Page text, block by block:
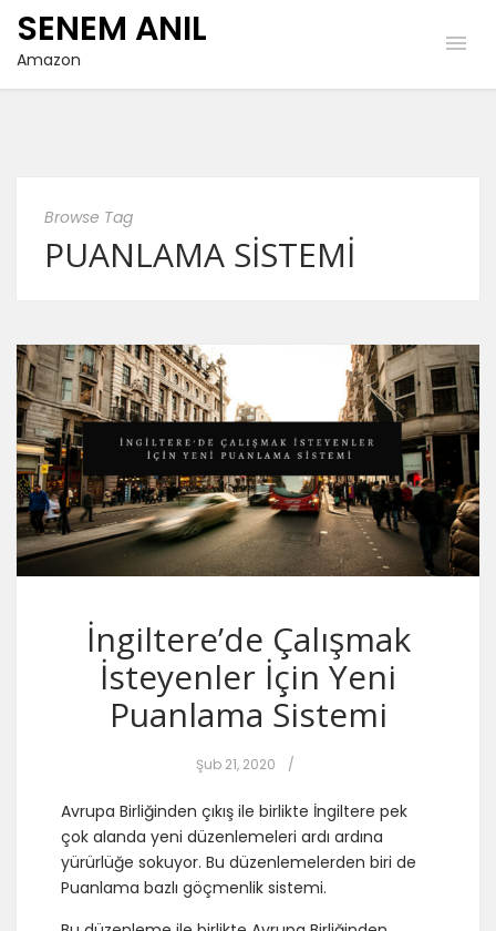
SENEM ANIL
Amazon
Browse Tag
PUANLAMA SISTEMI
İngiltere’de Çalışmak
İsteyenler İçin Yeni
Puanlama Sistemi
Şub 21, 2020 /
Avrupa Birliğinden çıkış ile birlikte İngiltere pek
çok alanda yeni düzenlemeleri ardı ardına
yürürlüğe sokuyor. Bu düzenlemelerden biri de
Puanlama bazlı göçmenlik sistemi.